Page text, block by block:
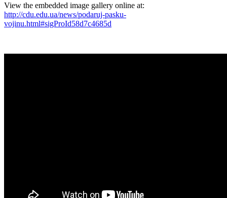
View the embedded image gallery online at:
http://cdu.edu.ua/news/podaruj-pasku-
vojinu.html#sigProId58d7c4685d